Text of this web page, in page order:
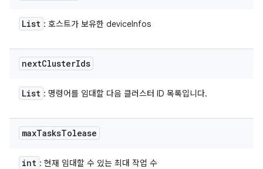
List : 호스트가 보유한 deviceInfos
nextClusterIds
List : 명령어를 임대할 다음 클러스터 ID 목록입니다.
maxTasksTolease
int : 현재 임대할 수 있는 최대 작업 수